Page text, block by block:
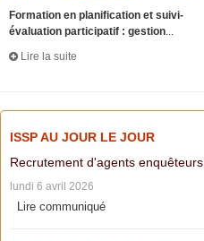
Formation en planification et suivi-
évaluation participatif : gestion...
Lire la suite
ISSP AU JOUR LE JOUR
Recrutement d'agents enquêteurs
lundi 6 avril 2026
Lire communiqué